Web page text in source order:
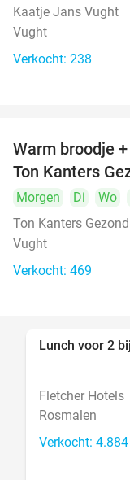
Kaatje Jans Vught
Vught
Verkocht: 238
Warm broodje
Ton Kanters
Morgen Di Wo
Ton Kanters
Vught
Verkocht: 469
Lunch voor 2
Fletcher Hotels
Rosmalen
Verkocht: 4.884